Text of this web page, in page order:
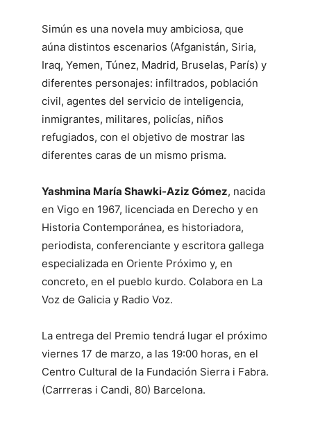
Simún es una novela muy ambiciosa, que
aúna distintos escenarios (Afganistán, Siria,
Iraq, Yemen, Túnez, Madrid, Bruselas, París) y
diferentes personajes: infiltrados, población
civil, agentes del servicio de inteligencia,
inmigrantes, militares, policías, niños
refugiados, con el objetivo de mostrar las
diferentes caras de un mismo prisma.
Yashmina María Shawki-Aziz Gómez, nacida
en Vigo en 1967, licenciada en Derecho y en
Historia Contemporánea, es historiadora,
periodista, conferenciante y escritora gallega
especializada en Oriente Próximo y, en
concreto, en el pueblo kurdo. Colabora en La
Voz de Galicia y Radio Voz.
La entrega del Premio tendrá lugar el próximo
viernes 17 de marzo, a las 19:00 horas, en el
Centro Cultural de la Fundación Sierra i Fabra.
(Carrreras i Candi, 80) Barcelona.